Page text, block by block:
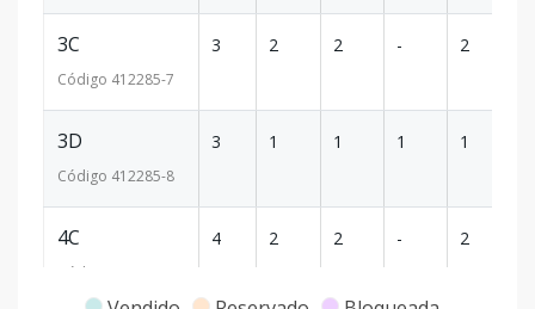
3C
Código 412285-7
3 2 2 - 2
3D
Código 412285-8
3 1 1 1 1
4C
Código
4 2 2 - 2